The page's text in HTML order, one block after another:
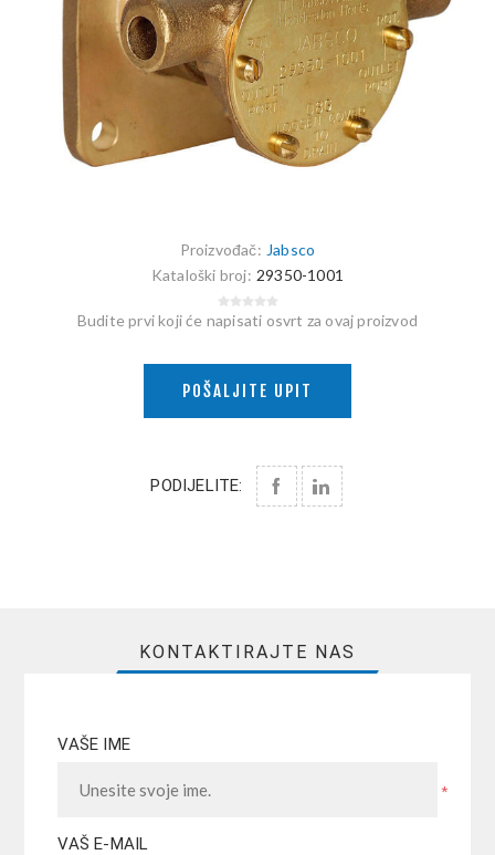
Proizvođač: Jabsco
Kataloški broj: 29350-1001
Budite prvi koji će napisati osvrt za ovaj proizvod
POŠALJITE UPIT
PODIJELITE:
KONTAKTIRAJTE NAS
VAŠE IME
*
VAŠ E-MAIL